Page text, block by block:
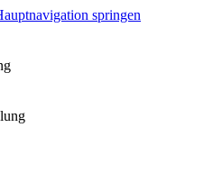
springen